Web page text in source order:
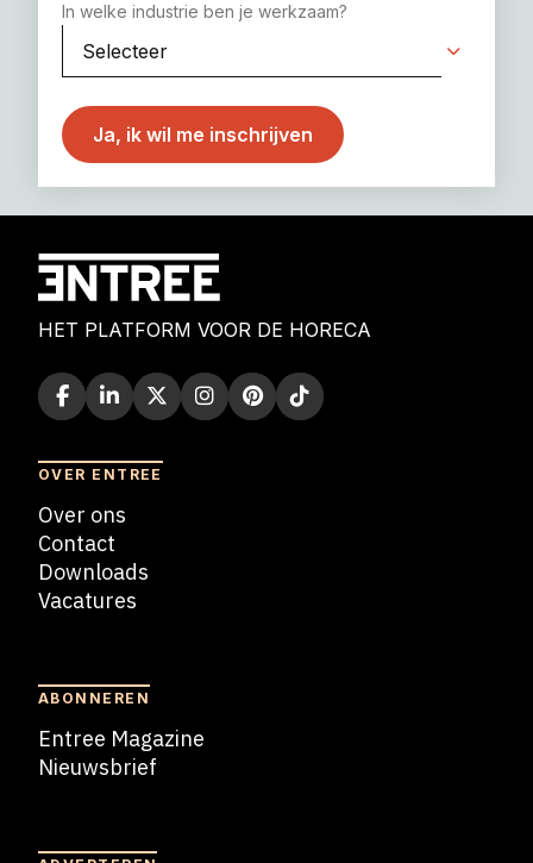
In welke industrie ben je werkzaam?
HET PLATFORM VOOR DE HORECA
OVER ENTREE
Over ons
Contact
Downloads
Vacatures
ABONNEREN
Entree Magazine
Nieuwsbrief